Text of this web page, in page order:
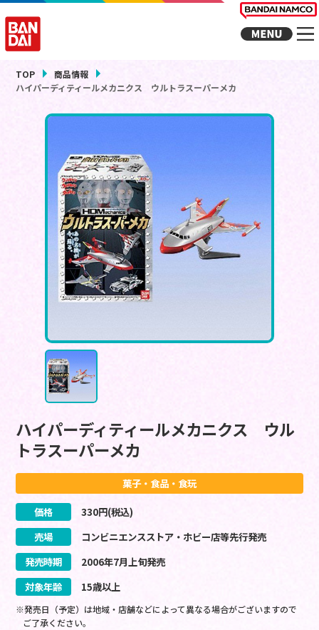
TOP
商品情報
ハイパーディティールメカニクス ウルトラスーパーメカ
ハイパーディティールメカニクス ウル
トラスーパーメカ
菓子・食品・食玩
価格 330円(税込)
売場
コンビニエンスストア・ホビー店等先行発売
発売時期
2006年7月上旬発売
対象年齢
15歳以上
※発売日（予定）は地域・店舗などによって異なる場合がございますので
ご了承ください。